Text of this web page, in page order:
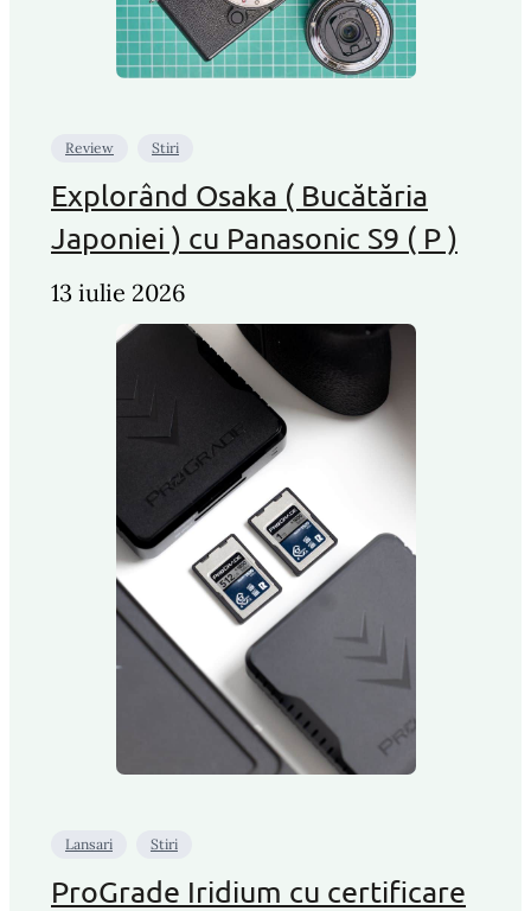
Review Stiri
Explorând Osaka ( Bucătăria
Japoniei ) cu Panasonic S9 ( P )
13 iulie 2026
Lansari Stiri
ProGrade Iridium cu certificare